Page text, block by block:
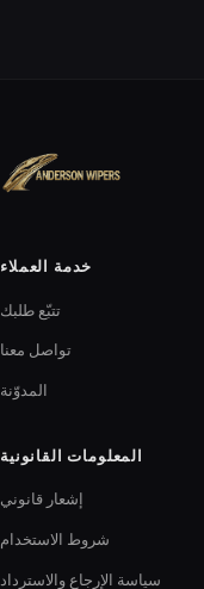
خدمة العملاء
تتبّع طلبك
تواصل معنا
المدوّنة
المعلومات القانونية
إشعار قانوني
شروط الاستخدام
سياسة الإرجاع والاسترداد